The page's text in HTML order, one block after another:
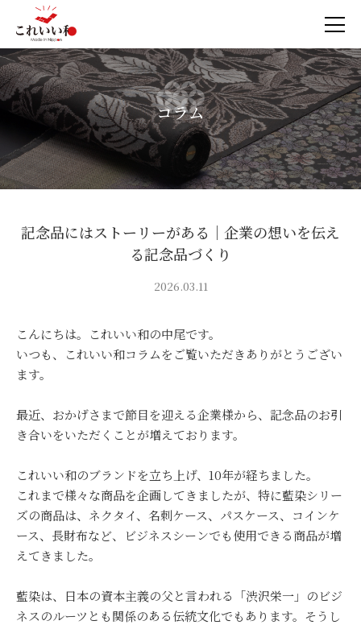
コラム
記念品にはストーリーがある｜企業の想いを伝え
る記念品づくり
2026.03.11
こんにちは。これいい和の中尾です。
いつも、これいい和コラムをご覧いただきありがとうござい
ます。
最近、おかげさまで節目を迎える企業様から、記念品のお引
き合いをいただくことが増えております。
これいい和のブランドを立ち上げ、10年が経ちました。
これまで様々な商品を企画してきましたが、特に藍染シリー
ズの商品は、ネクタイ、名刺ケース、パスケース、コインケ
ース、長財布など、ビジネスシーンでも使用できる商品が増
えてきました。
藍染は、日本の資本主義の父と言われる「渋沢栄一」のビジ
ネスのルーツとも関係のある伝統文化でもあります。そうし